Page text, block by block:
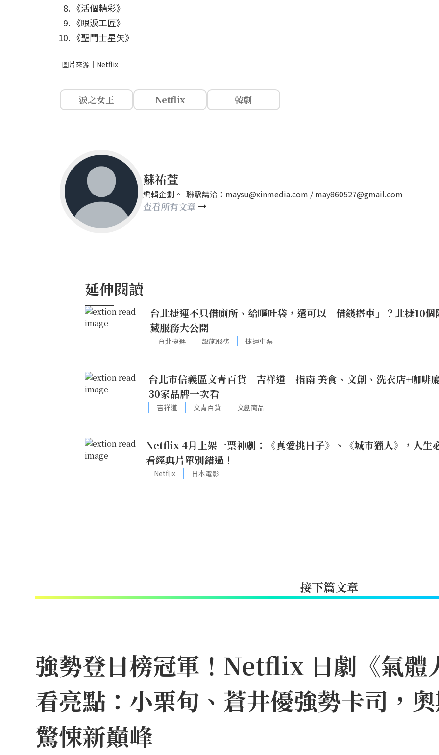
《活個精彩》
《眼淚工匠》
《聖鬥士星矢》
圖片來源｜Netflix
淚之女王 Netflix 韓劇
蘇祐萱
編輯企劃。 聯繫請洽：maysu@xinmedia.com / may860527@gmail.com
查看所有文章
延伸閱讀
台北捷運不只借廁所、給嘔吐袋，還可以「借錢搭車」？北捷10個
藏服務大公開
台北捷運 設施服務 捷運車票
台北市信義區文青百貨「吉祥道」指南 美食、文創、洗衣店+咖啡
30家品牌一次看
吉祥道 文青百貨 文創商品
Netflix 4月上架一票神劇：《真愛挑日子》、《城市獵人》，人生
看經典片單別錯過！
Netflix 日本電影
接下篇文章
強勢登日榜冠軍！Netflix 日劇《氣體
看亮點：小栗旬、蒼井優強勢卡司，
驚悚新巔峰